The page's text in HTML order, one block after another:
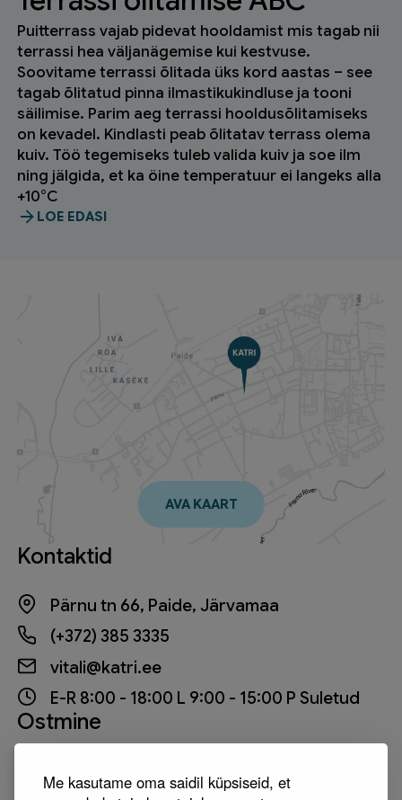
Me kasutame oma saidil küpsiseid, et
Puitterrass vajab pidevat hooldamist mis tagab nii
terrassi hea väljanägemise kui kestvuse.
Soovitame terrassi õlitada üks kord aastas – see
tagab õlitatud pinna ilmastikukindluse ja tooni
säilimise. Parim aeg terrassi hooldusõlitamiseks
on kevadel. Kindlasti peab õlitatav terrass olema
kuiv. Töö tegemiseks tuleb valida kuiv ja soe ilm
ning jälgida, et ka öine temperatuur ei langeks alla
+10°C
LOE EDASI
AVA KAART
Kontaktid
Pärnu tn 66, Paide, Järvamaa
(+372) 385 3335
vitali@katri.ee
E-R 8:00 - 18:00 L 9:00 - 15:00 P Suletud
Ostmine